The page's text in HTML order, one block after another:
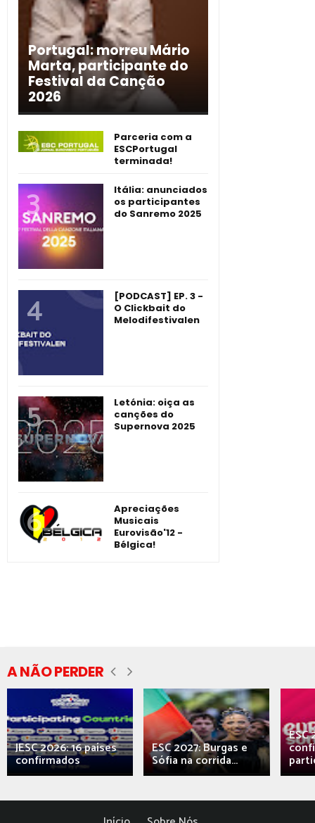
Portugal: morreu Mário
Marta, participante do
Festival da Canção
2026
Parceria com a
ESCPortugal
terminada!
Itália: anunciados
os participantes
do Sanremo 2025
[PODCAST] EP. 3 -
O Clickbait do
Melodifestivalen
Letónia: oiça as
canções do
Supernova 2025
Apreciações
Musicais
Eurovisão'12 -
Bélgica!
A NÃO PERDER
JESC 2026: 16 países
confirmados
ESC 2027: Burgas e
Sófia na corrida...
ESC